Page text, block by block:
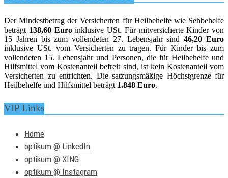
Der Mindestbetrag der Versicherten für Heilbehelfe wie Sehbehelfe
beträgt 138,60 Euroinklusive USt. Für mitversicherte Kinder von
15 Jahren bis zum vollendeten 27. Lebensjahr sind46,20 Euro
inklusive USt. vom Versicherten zu tragen. Für Kinder bis zum
vollendeten 15. Lebensjahr und Personen, die für Heilbehelfe und
Hilfsmittel vom Kostenanteil befreit sind, ist kein Kostenanteil vom
Versicherten zu entrichten. Die satzungsmäßige Höchstgrenze für
Heilbehelfe und Hilfsmittel beträgt 1.848 Euro.
VIP Links
Home
optikum @ LinkedIn
optikum @ XING
optikum @ Instagram